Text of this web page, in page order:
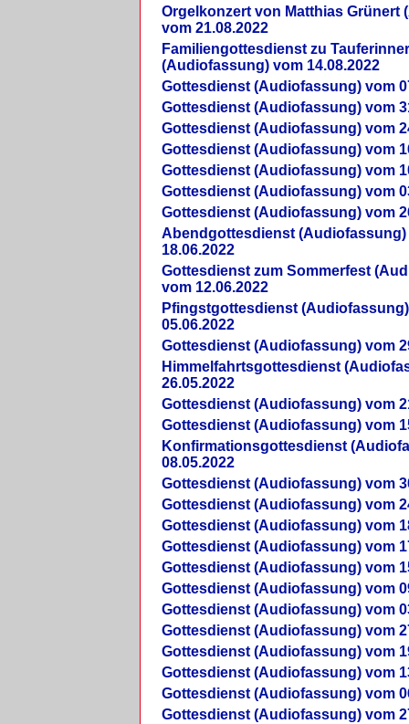
Orgelkonzert von Matthias Grünert
vom 21.08.2022
Familiengottesdienst zu
(Audiofassung) vom 14.08.2022
Gottesdienst (Audiofassung) vom
Gottesdienst (Audiofassung) vom
Gottesdienst (Audiofassung) vom
Gottesdienst (Audiofassung) vom
Gottesdienst (Audiofassung) vom
Gottesdienst (Audiofassung) vom
Gottesdienst (Audiofassung) vom
Abendgottesdienst (Audiofassung)
18.06.2022
Gottesdienst zum Sommerfest
vom 12.06.2022
Pfingstgottesdienst
05.06.2022
Gottesdienst (Audiofassung) vom
Himmelfahrtsgottesdienst
26.05.2022
Gottesdienst (Audiofassung) vom
Gottesdienst (Audiofassung) vom
Konfirmationsgottesdienst
08.05.2022
Gottesdienst (Audiofassung) vom
Gottesdienst (Audiofassung) vom
Gottesdienst (Audiofassung) vom
Gottesdienst (Audiofassung) vom
Gottesdienst (Audiofassung) vom
Gottesdienst (Audiofassung) vom
Gottesdienst (Audiofassung) vom
Gottesdienst (Audiofassung) vom
Gottesdienst (Audiofassung) vom
Gottesdienst (Audiofassung) vom
Gottesdienst (Audiofassung) vom
Gottesdienst (Audiofassung) vom